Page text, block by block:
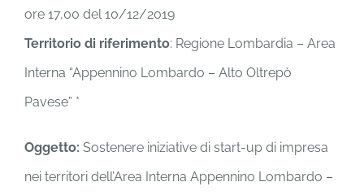
ore 17,00 del 10/12/2019
Territorio di riferimento: Regione Lombardia – Area
Interna “Appennino Lombardo – Alto Oltrepò
Pavese” *
Oggetto: Sostenere iniziative di start-up di impresa
nei territori dell’Area Interna Appennino Lombardo –